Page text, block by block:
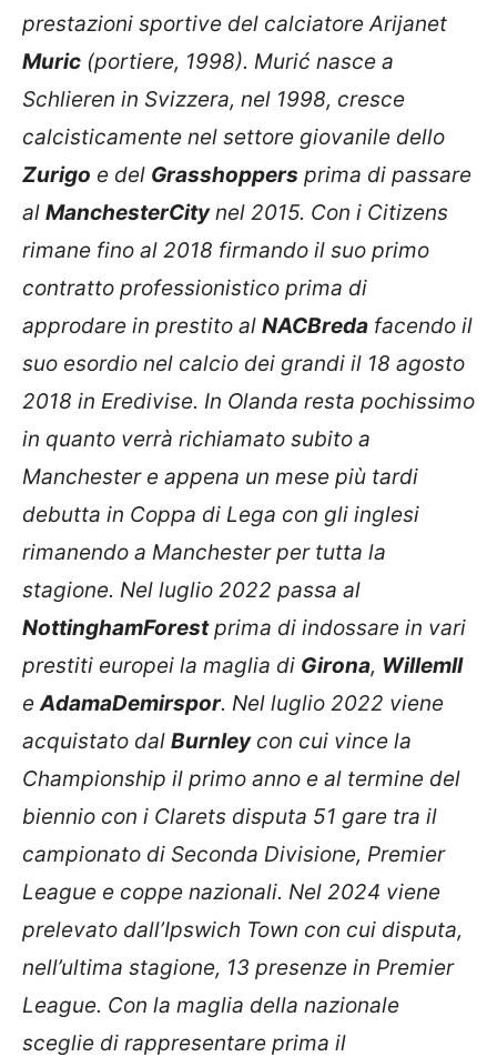
prestazioni sportive del calciatore Arijanet
Muric (portiere, 1998). Murić nasce a
Schlieren in Svizzera, nel 1998, cresce
calcisticamente nel settore giovanile dello
Zurigo e del Grasshoppers prima di passare
al ManchesterCitynel 2015. Con i Citizens
rimane fino al 2018 firmando il suo primo
contratto professionistico prima di
approdare in prestito al NACBreda facendo il
suo esordio nel calcio dei grandi il 18 agosto
2018 in Eredivise. In Olanda resta pochissimo
in quanto verrà richiamato subito a
Manchester e appena un mese più tardi
debutta in Coppa di Lega con gli inglesi
rimanendo a Manchester per tutta la
stagione. Nel luglio 2022 passa al
NottinghamForestprima di indossare in vari
prestiti europei la maglia di Girona, WillemII
eAdamaDemirspor. Nel luglio 2022 viene
acquistato dal Burnleycon cui vince la
Championship il primo anno e al termine del
biennio con i Clarets disputa 51 gare tra il
campionato di Seconda Divisione, Premier
League e coppe nazionali. Nel 2024 viene
prelevato dall’Ipswich Town con cui disputa,
nell’ultima stagione, 13 presenze in Premier
League. Con la maglia della nazionale
sceglie di rappresentare prima il